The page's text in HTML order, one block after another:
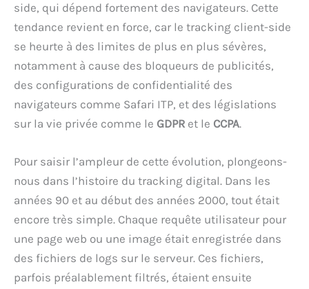
side, qui dépend fortement des navigateurs. Cette
tendance revient en force, car le tracking client-side
se heurte à des limites de plus en plus sévères,
notamment à cause des bloqueurs de publicités,
des configurations de confidentialité des
navigateurs comme Safari ITP, et des législations
sur la vie privée comme le GDPR et le CCPA.
Pour saisir l’ampleur de cette évolution, plongeons-
nous dans l’histoire du tracking digital. Dans les
années 90 et au début des années 2000, tout était
encore très simple. Chaque requête utilisateur pour
une page web ou une image était enregistrée dans
des fichiers de logs sur le serveur. Ces fichiers,
parfois préalablement filtrés, étaient ensuite